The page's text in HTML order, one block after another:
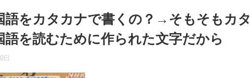
語をカタカナで書くの？→そもそもカタ
語を読むために作られた文字だから
日